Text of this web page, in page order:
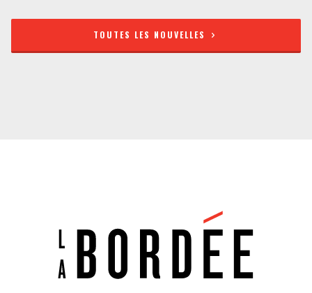
TOUTES LES NOUVELLES